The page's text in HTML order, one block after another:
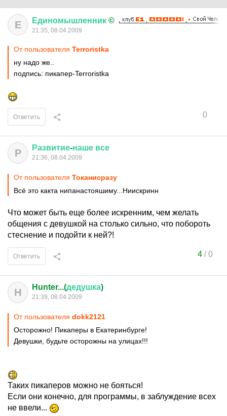
Е Единомышленник ©
21:35, 08.04.2009
От пользователя Terroristka
ну надо же..
подпись: пикапер-Terroristka
0
Ответить
Р Развитие-наше все
21:36, 08.04.2009
От пользователя Токанисразу
Всё это какта нипанастояшиму...Ниискринн
Что может быть еще более искренним, чем желать
общения с девушкой на столько сильно, что побороть
стеснение и подойти к ней?!
4/0
Ответить
H Hunter...(дедушка)
21:39, 08.04.2009
От пользователя dokk2121
Осторожно! Пикаперы в Екатеринбурге!
Девушки, будьте осторожны на улицах!!!
Таких пикаперов можно не бояться!
Если они конечно, для программы, в заблуждение всех
не ввели...